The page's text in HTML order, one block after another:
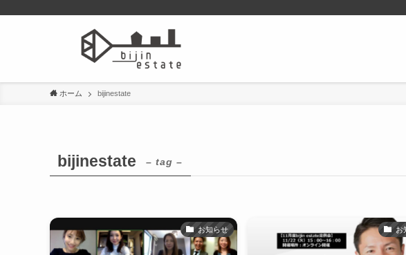
ホーム bijinestate
bijinestate – tag –
お知らせ お